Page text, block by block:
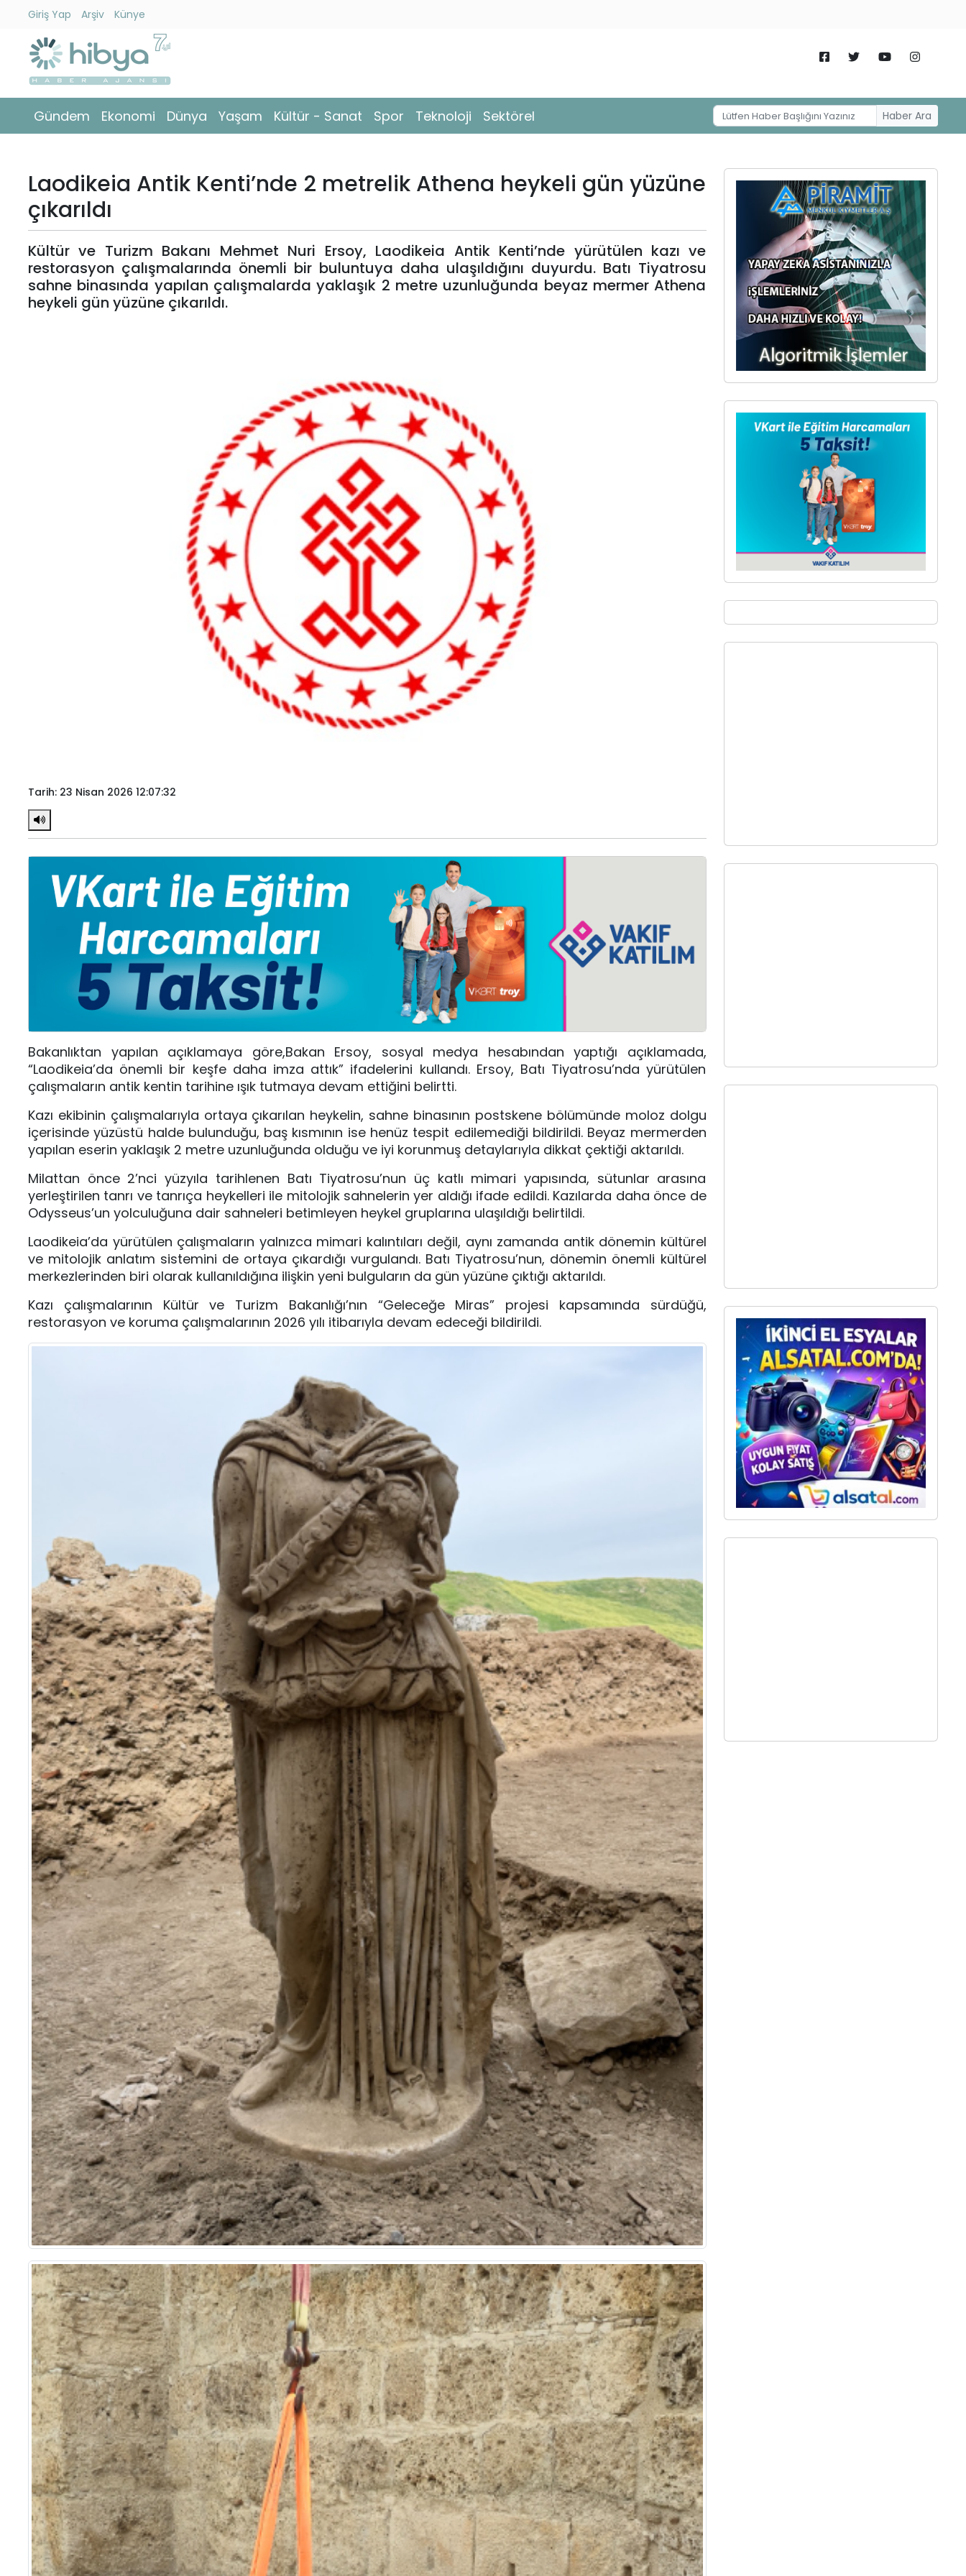
Giriş Yap Arşiv Künye
Gündem Ekonomi Dünya Yaşam Kültür - Sanat Spor Teknoloji Sektörel Haber Ara
Gündem
Ekonomi
Yaşam
Kültür
Sanat
Spor
Laodikeia Antik Kenti’nde 2 metrelik Athena heykeli gün yüzüne
çıkarıldı
Kültür ve Turizm Bakanı Mehmet Nuri Ersoy, Laodikeia Antik Kenti’nde yürütülen kazı ve
restorasyon çalışmalarında önemli bir buluntuya daha ulaşıldığını duyurdu. Batı Tiyatrosu
sahne binasında yapılan çalışmalarda yaklaşık 2 metre uzunluğunda beyaz mermer Athena
heykeli gün yüzüne çıkarıldı.
Tarih: 23 Nisan 2026 12:07:32
Bakanlıktan yapılan açıklamaya göre,Bakan Ersoy, sosyal medya hesabından yaptığı açıklamada,
“Laodikeia’da önemli bir keşfe daha imza attık” ifadelerini kullandı. Ersoy, Batı Tiyatrosu’nda yürütülen
çalışmaların antik kentin tarihine ışık tutmaya devam ettiğini belirtti.
Kazı ekibinin çalışmalarıyla ortaya çıkarılan heykelin, sahne binasının postskene bölümünde moloz dolgu
içerisinde yüzüstü halde bulunduğu, baş kısmının ise henüz tespit edilemediği bildirildi. Beyaz mermerden
yapılan eserin yaklaşık 2 metre uzunluğunda olduğu ve iyi korunmuş detaylarıyla dikkat çektiği aktarıldı.
Milattan önce 2’nci yüzyıla tarihlenen Batı Tiyatrosu’nun üç katlı mimari yapısında, sütunlar arasına
yerleştirilen tanrı ve tanrıça heykelleri ile mitolojik sahnelerin yer aldığı ifade edildi. Kazılarda daha önce de
Odysseus’un yolculuğuna dair sahneleri betimleyen heykel gruplarına ulaşıldığı belirtildi.
Laodikeia’da yürütülen çalışmaların yalnızca mimari kalıntıları değil, aynı zamanda antik dönemin kültürel
ve mitolojik anlatım sistemini de ortaya çıkardığı vurgulandı. Batı Tiyatrosu’nun, dönemin önemli kültürel
merkezlerinden biri olarak kullanıldığına ilişkin yeni bulguların da gün yüzüne çıktığı aktarıldı.
Kazı çalışmalarının Kültür ve Turizm Bakanlığı’nın “Geleceğe Miras” projesi kapsamında sürdüğü,
restorasyon ve koruma çalışmalarının 2026 yılı itibarıyla devam edeceği bildirildi.